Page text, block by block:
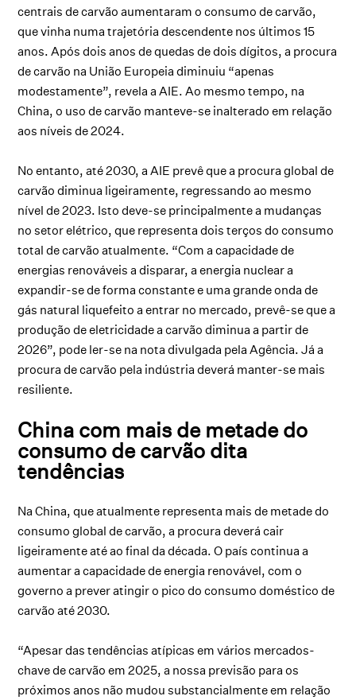
centrais de carvão aumentaram o consumo de carvão,
que vinha numa trajetória descendente nos últimos 15
anos. Após dois anos de quedas de dois dígitos, a procura
de carvão na União Europeia diminuiu “apenas
modestamente”, revela a AIE. Ao mesmo tempo, na
China, o uso de carvão manteve-se inalterado em relação
aos níveis de 2024.
No entanto, até 2030, a AIE prevê que a procura global de
carvão diminua ligeiramente, regressando ao mesmo
nível de 2023. Isto deve-se principalmente a mudanças
no setor elétrico, que representa dois terços do consumo
total de carvão atualmente. “Com a capacidade de
energias renováveis a disparar, a energia nuclear a
expandir-se de forma constante e uma grande onda de
gás natural liquefeito a entrar no mercado, prevê-se que a
produção de eletricidade a carvão diminua a partir de
2026”, pode ler-se na nota divulgada pela Agência. Já a
procura de carvão pela indústria deverá manter-se mais
resiliente.
China com mais de metade do
consumo de carvão dita
tendências
Na China, que atualmente representa mais de metade do
consumo global de carvão, a procura deverá cair
ligeiramente até ao final da década. O país continua a
aumentar a capacidade de energia renovável, com o
governo a prever atingir o pico do consumo doméstico de
carvão até 2030.
“Apesar das tendências atípicas em vários mercados-
chave de carvão em 2025, a nossa previsão para os
próximos anos não mudou substancialmente em relação